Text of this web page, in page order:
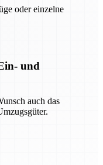
oder einzelne
und
auch das